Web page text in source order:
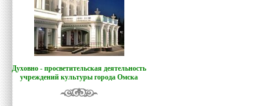
Духовно - просветительская деятельность
учреждений культуры города Омска